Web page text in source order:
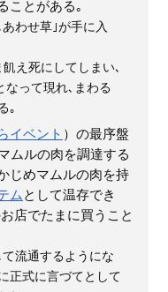
ことがある｡
わせ草｣が手に入
え死にしてしまい､
なって現れ､まわる
｡
イベント ）の最序盤
ムルの肉を調達する
じめマムルの肉を持
ム として温存でき
店でたまに買うこと
て流通するようにな
正式に言づてとして